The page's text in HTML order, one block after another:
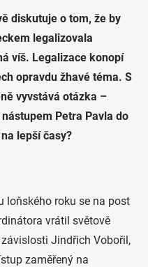
diskutuje o tom, že by
legalizovala
víš. Legalizace konopí
opravdu žhavé téma. S
vyvstává otázka –
Petra Pavla do
lepší časy?
loňského roku se na post
vrátil světově
Jindřich Vobořil,
zaměřený na